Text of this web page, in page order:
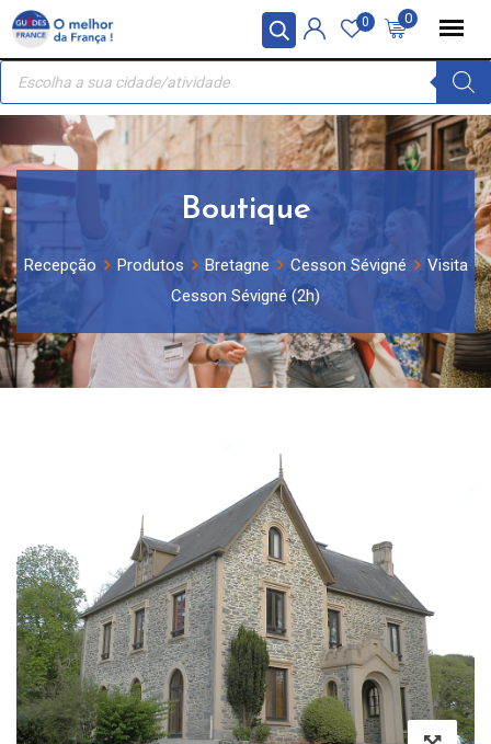
Painel de Gerenciamento de Cookies
Skip
content
0
0
Recherche
produits
Boutique
Recepção Produtos Bretagne Cesson Sévigné
Visita
Cesson Sévigné (2h)